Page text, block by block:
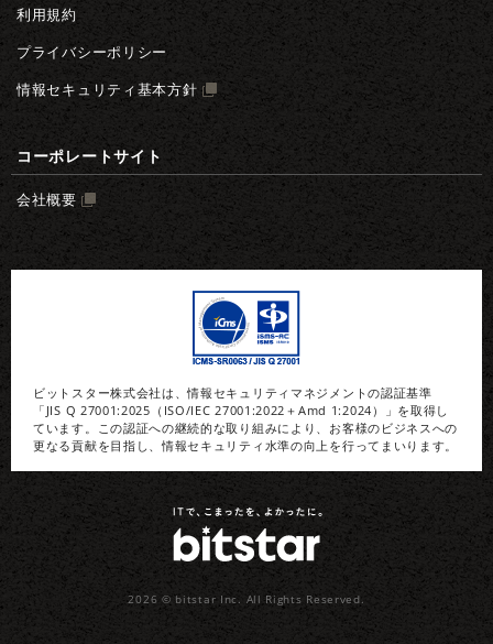
利用規約
プライバシーポリシー
情報セキュリティ基本方針
コーポレートサイト
会社概要
ビットスター株式会社は、情報セキュリティマネジメントの認証基準
「JIS Q 27001:2025（ISO/IEC 27001:2022＋Amd 1:2024）」を取得し
ています。この認証への継続的な取り組みにより、お客様のビジネスへの
更なる貢献を目指し、情報セキュリティ水準の向上を行ってまいります。
2026 © bitstar Inc. All Rights Reserved.